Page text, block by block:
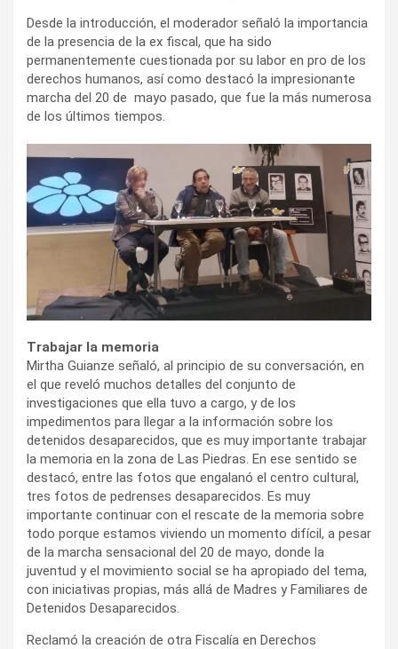
Desde la introducción, el moderador señaló la importancia
de la presencia de la ex fiscal, que ha sido
permanentemente cuestionada por su labor en pro de los
derechos humanos, así como destacó la impresionante
marcha del 20 de mayo pasado, que fue la más numerosa
de los últimos tiempos.
Trabajar la memoria
Mirtha Guianze señaló, al principio de su conversación, en
el que reveló muchos detalles del conjunto de
investigaciones que ella tuvo a cargo, y de los
impedimentos para llegar a la información sobre los
detenidos desaparecidos, que es muy importante trabajar
la memoria en la zona de Las Piedras. En ese sentido se
destacó, entre las fotos que engalanó el centro cultural,
tres fotos de pedrenses desaparecidos. Es muy
importante continuar con el rescate de la memoria sobre
todo porque estamos viviendo un momento difícil, a pesar
de la marcha sensacional del 20 de mayo, donde la
juventud y el movimiento social se ha apropiado del tema,
con iniciativas propias, más allá de Madres y Familiares de
Detenidos Desaparecidos.
Reclamó la creación de otra Fiscalía en Derechos